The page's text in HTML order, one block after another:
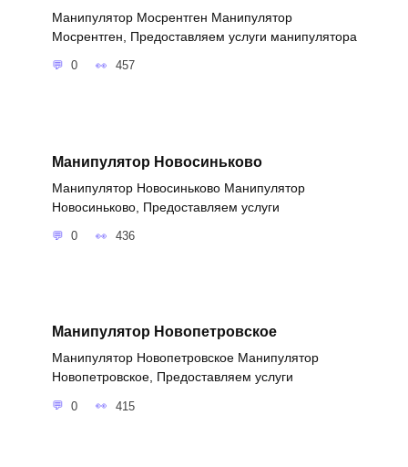
Манипулятор Мосрентген Манипулятор
Мосрентген, Предоставляем услуги манипулятора
0 457
Манипулятор Новосиньково
Манипулятор Новосиньково Манипулятор
Новосиньково, Предоставляем услуги
0 436
Манипулятор Новопетровское
Манипулятор Новопетровское Манипулятор
Новопетровское, Предоставляем услуги
0 415